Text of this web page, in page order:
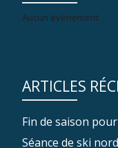
Aucun événement
ARTICLES
Fin de saison
Séance de ski